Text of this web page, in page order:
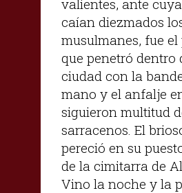
valientes, ante
caían diezmados
musulmanes, fue
que penetró dentro
ciudad con la
mano y el anfalje
siguieron multitud
sarracenos. El
pereció en su
de la cimitarra de
Vino la noche y la